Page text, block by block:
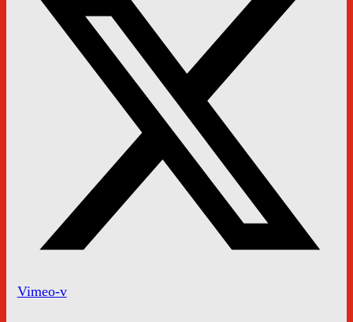
Vimeo-v